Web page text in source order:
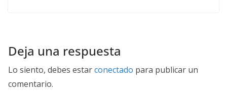
Deja una respuesta
Lo siento, debes estarconectado para publicar un
comentario.